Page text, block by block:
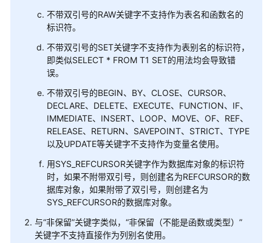
南
不带双引号的RAW关键字不支持作为表名和函数名的
标识符。
不带双引号的SET关键字不支持作为表别名的标识符，
即类似SELECT * FROM T1 SET的用法均会导致错
误。
不带双引号的BEGIN、BY、CLOSE、CURSOR、
DECLARE、DELETE、EXECUTE、FUNCTION、IF、
IMMEDIATE、INSERT、LOOP、MOVE、OF、REF、
RELEASE、RETURN、SAVEPOINT、STRICT、TYPE
以及UPDATE等关键字不支持作为变量名使用。
用SYS_REFCURSOR关键字作为数据库对象的标识符
时，如果不附带双引号，则创建名为REFCURSOR的数
据库对象，如果附带了双引号，则创建名为
SYS_REFCURSOR的数据库对象。
与“非保留”关键字类似，“非保留（不能是函数或类型）”
关键字不支持直接作为列别名使用。